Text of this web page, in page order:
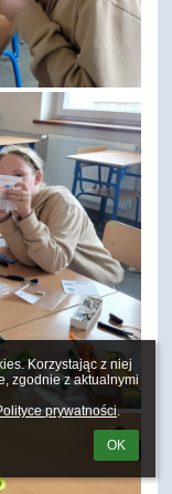
Korzystając z niej
zgodnie z aktualnymi
prywatności.
OK